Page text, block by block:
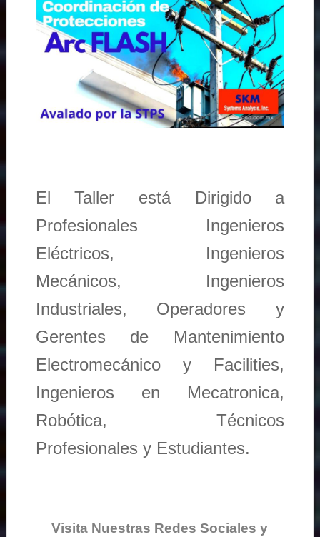
El Taller está Dirigido a
Profesionales Ingenieros
Eléctricos, Ingenieros
Mecánicos, Ingenieros
Industriales, Operadores y
Gerentes de Mantenimiento
Electromecánico y Facilities,
Ingenieros en Mecatronica,
Robótica, Técnicos
Profesionales y Estudiantes.
Visita Nuestras Redes Sociales y